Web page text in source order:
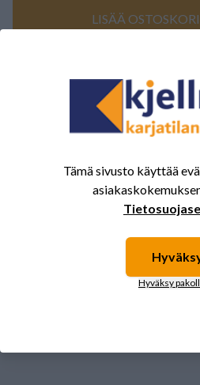
LISÄÄ
(0/5) Yhteensä 0
Tämä sivusto käyttää
Hyväksy